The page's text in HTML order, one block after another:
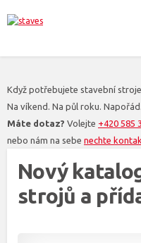
Když potřebujete stavební
Na víkend. Na půl roku. Napořád.
Máte dotaz? Volejte +420 585
nebo nám na sebe nechte
Nový
strojů a